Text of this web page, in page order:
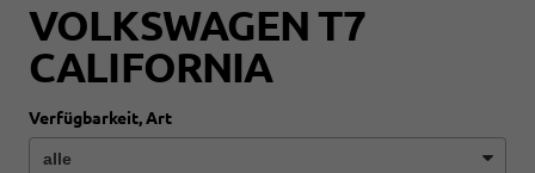
VOLKSWAGEN T7
CALIFORNIA
Verfügbarkeit, Art